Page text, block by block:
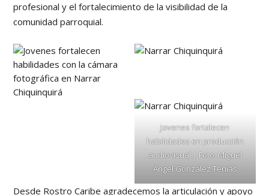
profesional y el fortalecimiento de la visibilidad de la
comunidad parroquial.
Jovenes fortalecen
habilidades en producción
audiovisual | Foto: Miguel
Ángel González Tenias
Desde Rostro Caribe agradecemos la articulación y apoyo